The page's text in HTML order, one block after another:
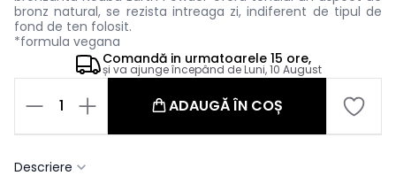
bronz natural, se rezista intreaga zi, indiferent de tipul de
fond de ten folosit.
*formula vegana
Comandă in urmatoarele 15 ore,
și va ajunge începând deLuni, 10 August
1 ADAUGĂ ÎN COȘ
Descriere